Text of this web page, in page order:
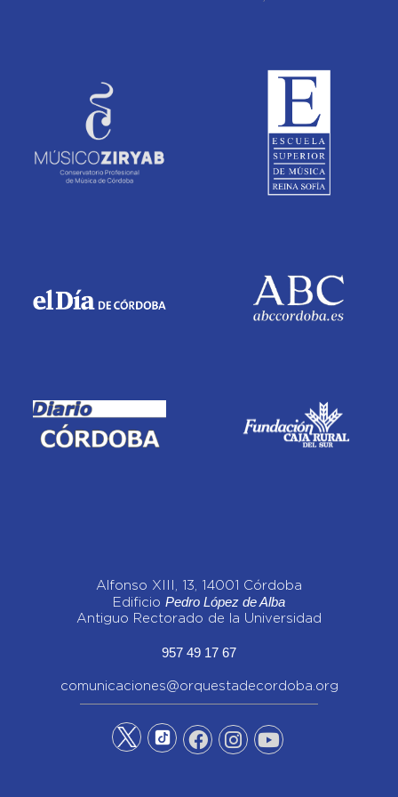
Alfonso XIII, 13, 14001 Córdoba
Edificio Pedro López de Alba
Antiguo Rectorado de la Universidad
957 49 17 67
comunicaciones@orquestadecordoba.org